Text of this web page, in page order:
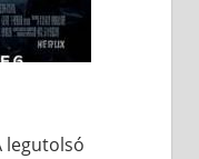
legutolsó